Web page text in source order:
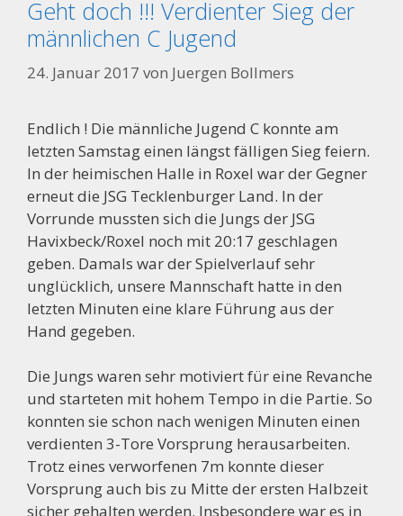
Geht doch !!! Verdienter Sieg der
männlichen C Jugend
24. Januar 2017 von Juergen Bollmers
Endlich ! Die männliche Jugend C konnte am
letzten Samstag einen längst fälligen Sieg feiern.
In der heimischen Halle in Roxel war der Gegner
erneut die JSG Tecklenburger Land. In der
Vorrunde mussten sich die Jungs der JSG
Havixbeck/Roxel noch mit 20:17 geschlagen
geben. Damals war der Spielverlauf sehr
unglücklich, unsere Mannschaft hatte in den
letzten Minuten eine klare Führung aus der
Hand gegeben.
Die Jungs waren sehr motiviert für eine Revanche
und starteten mit hohem Tempo in die Partie. So
konnten sie schon nach wenigen Minuten einen
verdienten 3-Tore Vorsprung herausarbeiten.
Trotz eines verworfenen 7m konnte dieser
Vorsprung auch bis zu Mitte der ersten Halbzeit
sicher gehalten werden. Insbesondere war es in